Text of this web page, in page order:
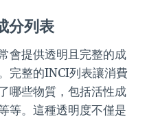
分列表
會提供透明且完整的成
完整的INCI列表讓消費
哪些物質，包括活性成
等。這種透明度不僅是